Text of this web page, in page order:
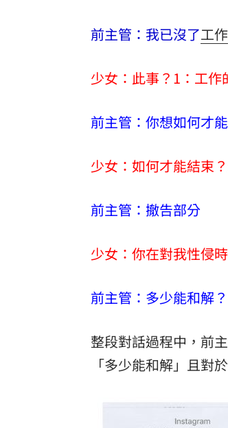
前主管：我已沒了工作
少女：此事？1：工作
前主管：你想如何才
少女：如何才能結束
前主管：撤告部分
少女：你在對我性侵
前主管：多少能和解？
整段對話過程中，前
「多少能和解」且對